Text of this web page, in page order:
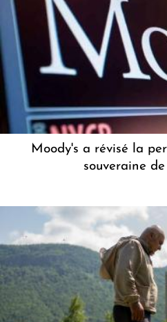
Moody's a révisé la
souveraine